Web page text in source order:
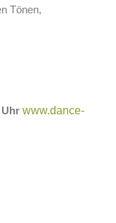
Tönen,
Uhr www.dance-